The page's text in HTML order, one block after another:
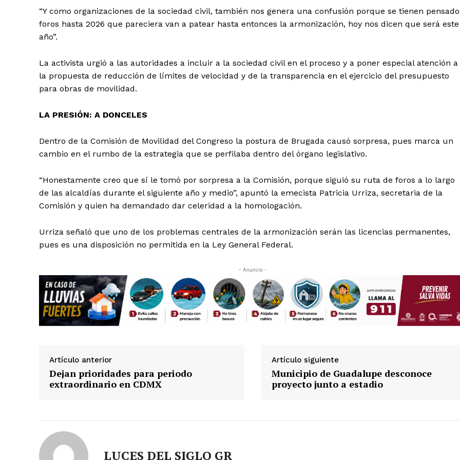
“Y como organizaciones de la sociedad civil, también nos genera una confusión porque se tienen
foros hasta 2026 que pareciera van a patear hasta entonces la armonización, hoy nos dicen que será este
año”.
La activista urgió a las autoridades a incluir a la sociedad civil en el proceso y a poner especial atención a
la propuesta de reducción de límites de velocidad y de la transparencia en el ejercicio del presupuesto
para obras de movilidad.
LA PRESIÓN: A DONCELES
Dentro de la Comisión de Movilidad del Congreso la postura de Brugada causó sorpresa, pues marca un
cambio en el rumbo de la estrategia que se perfilaba dentro del órgano legislativo.
“Honestamente creo que sí le tomó por sorpresa a la Comisión, porque siguió su ruta de foros a lo largo
de las alcaldías durante el siguiente año y medio”, apuntó la emecista Patricia Urriza, secretaria de la
Comisión y quien ha demandado dar celeridad a la homologación.
Urriza señaló que uno de los problemas centrales de la armonización serán las licencias permanentes,
pues es una disposición no permitida en la Ley General Federal.
- Anuncio -
Artículo anterior
Dejan prioridades para periodo
extraordinario en CDMX
Artículo siguiente
Municipio de Guadalupe desconoce
proyecto junto a estadio
LUCES DEL SIGLO GR